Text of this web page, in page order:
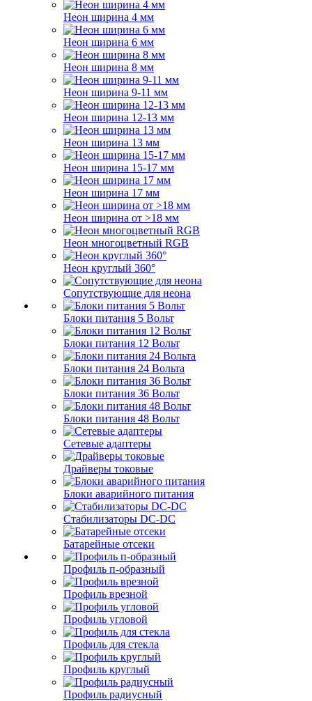
Неон ширина 4 мм
Неон ширина 6 мм
Неон ширина 8 мм
Неон ширина 9-11 мм
Неон ширина 12-13 мм
Неон ширина 13 мм
Неон ширина 15-17 мм
Неон ширина 17 мм
Неон ширина от >18 мм
Неон многоцветный RGB
Неон круглый 360°
Сопутствующие для неона
Блоки питания 5 Вольт
Блоки питания 12 Вольт
Блоки питания 24 Вольта
Блоки питания 36 Вольт
Блоки питания 48 Вольт
Сетевые адаптеры
Драйверы токовые
Блоки аварийного питания
Стабилизаторы DC-DC
Батарейные отсеки
Профиль п-образный
Профиль врезной
Профиль угловой
Профиль для стекла
Профиль круглый
Профиль радиусный